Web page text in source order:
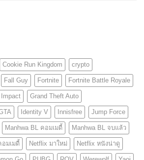
Cookie Run Kingdom crypto
Fall Guy Fortnite Fortnite Battle Royale
Grand Theft Auto
Identity V Innisfree Jump Force
Manhwa BL คอมเมดี้ Manhwa BL จบแล้ว
อมเมดี้ Netflix มาใหม่ Netflix หนังน่าดู